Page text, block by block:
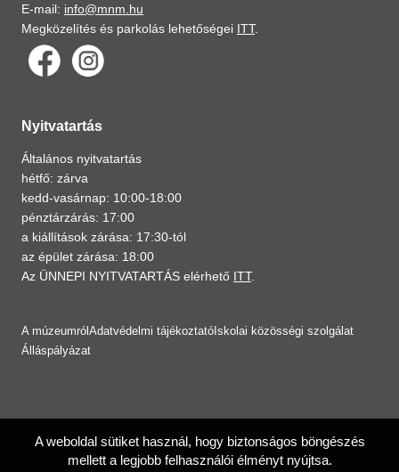
E-mail: info@mnm.hu
Megközelítés és parkolás lehetőségei ITT.
Nyitvatartás
Általános nyitvatartás
hétfő: zárva
kedd-vasárnap: 10:00-18:00
pénztárzárás: 17:00
a kiállítások zárása: 17:30-tól
az épület zárása: 18:00
Az ÜNNEPI NYITVATARTÁS elérhető ITT.
A múzeumról Adatvédelmi tájékoztató Iskolai közösségi szolgálat
Álláspályázat
A weboldal sütiket használ, hogy biztonságos böngészés
mellett a legjobb felhasználói élményt nyújtsa.